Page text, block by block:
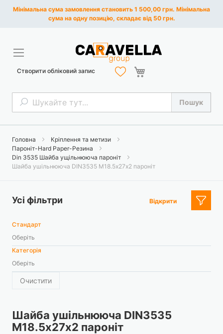
Мінімальна сума замовлення становить 1 500,00 грн. Мінімальна
сума на одну позицію, складає від 50 грн.
Пошук Пошук
Створити обліковий запис
Головна
Кріплення та метизи
Пароніт-Hard Paper-Резина
Din 3535 Шайба ущільнююча пароніт
Шайба ушільнююча DIN3535 М18.5х27х2 пароніт
Усі фільтри Відкрити
Стандарт
Оберіть
Категорія
Оберіть
Очистити
Шайба ушільнююча DIN3535
М18.5х27х2 пароніт